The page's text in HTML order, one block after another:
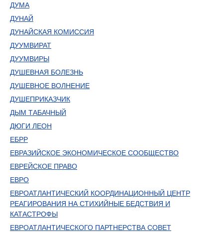
ДУМА
ДУНАЙ
ДУНАЙСКАЯ КОМИССИЯ
ДУУМВИРАТ
ДУУМВИРЫ
ДУШЕВНАЯ БОЛЕЗНЬ
ДУШЕВНОЕ ВОЛНЕНИЕ
ДУШЕПРИКАЗЧИК
ДЫМ ТАБАЧНЫЙ
ДЮГИ ЛЕОН
ЕБРР
ЕВРАЗИЙСКОЕ ЭКОНОМИЧЕСКОЕ СООБЩЕСТВО
ЕВРЕЙСКОЕ ПРАВО
ЕВРО
ЕВРОАТЛАНТИЧЕСКИЙ КООРДИНАЦИОННЫЙ ЦЕНТР
РЕАГИРОВАНИЯ НА СТИХИЙНЫЕ БЕДСТВИЯ И
КАТАСТРОФЫ
ЕВРОАТЛАНТИЧЕСКОГО ПАРТНЕРСТВА СОВЕТ